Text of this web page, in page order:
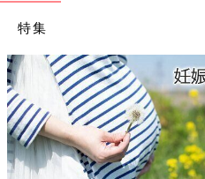
納豆とオクラのネバネバ丼（7倍
おろした梨というランチメニュ
では味気ないかも…と思ったら
特集